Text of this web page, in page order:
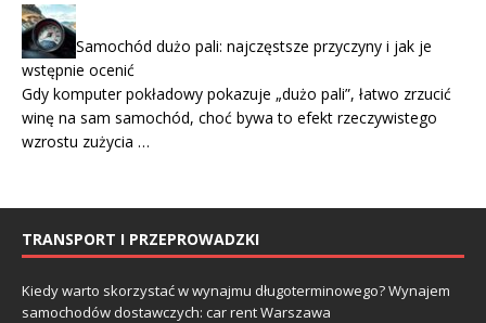
Samochód dużo pali: najczęstsze przyczyny i jak je
wstępnie ocenić
Gdy komputer pokładowy pokazuje „dużo pali”, łatwo zrzucić
winę na sam samochód, choć bywa to efekt rzeczywistego
wzrostu zużycia …
TRANSPORT I PRZEPROWADZKI
Kiedy warto skorzystać w wynajmu długoterminowego? Wynajem
samochodów dostawczych: car rent Warszawa